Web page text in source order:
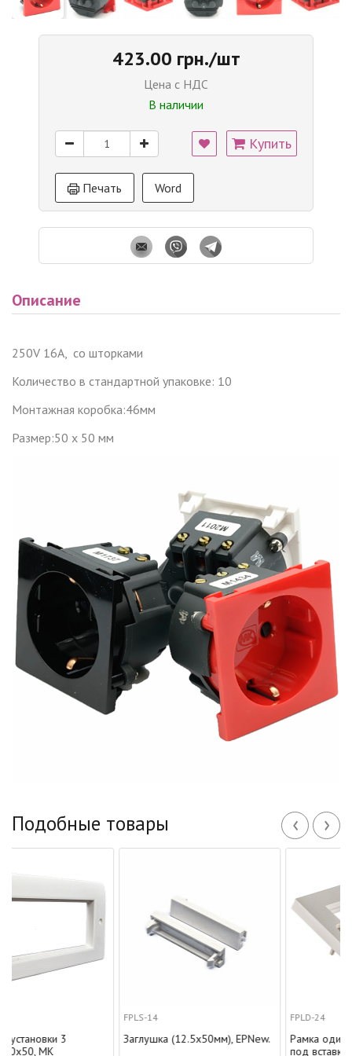
423.00 грн./шт
Цена с НДС
В наличии
Купить
Печать Word
Описание
250V 16A, со шторками
Количество в стандартной упаковке: 10
Монтажная коробка:46мм
Размер:50 х 50 мм
Подобные товары ‹ ›
Заглушка (12.5х50мм), EPNew.
Рамка одинарная 86х86 мм
под вставку 50х50, EPNew